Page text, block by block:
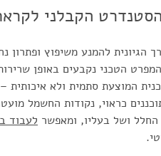
הקבלני
הגיונית להמנע משיפוץ
הטכני נקבעים באופן
המוצעת סתמית ולא איכותית
כראוי, נקודות החשמל
ושל בעליו, ומאפשר לעבוד